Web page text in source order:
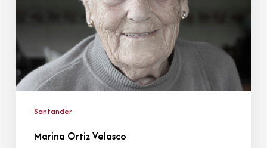
Santander
Marina Ortiz Velasco